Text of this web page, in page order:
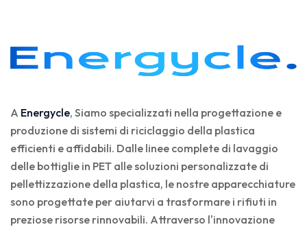
A Energycle, Siamo specializzati nella progettazione e
produzione di sistemi di riciclaggio della plastica
efficienti e affidabili. Dalle linee complete di lavaggio
delle bottiglie in PET alle soluzioni personalizzate di
pellettizzazione della plastica, le nostre apparecchiature
sono progettate per aiutarvi a trasformare i rifiuti in
preziose risorse rinnovabili. Attraverso l'innovazione